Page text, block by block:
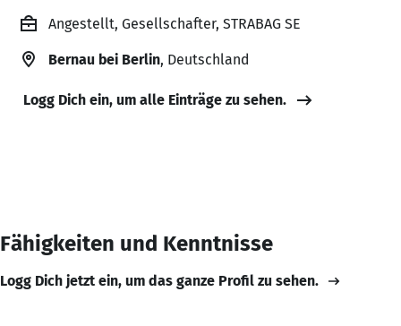
Angestellt, Gesellschafter, STRABAG SE
Bernau bei Berlin, Deutschland
Logg Dich ein, um alle Einträge zu sehen.
Fähigkeiten und Kenntnisse
Logg Dich jetzt ein, um das ganze Profil zu sehen.